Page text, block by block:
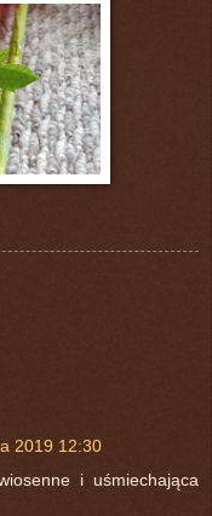
2019 12:30
i uśmiechająca